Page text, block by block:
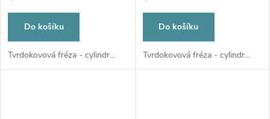
Do košíku
Tvrdokovová fréza - cylindr...
Do košíku
Tvrdokovová fréza - cylindr...